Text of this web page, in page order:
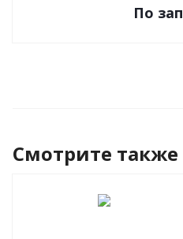
По зап
Смотрите также